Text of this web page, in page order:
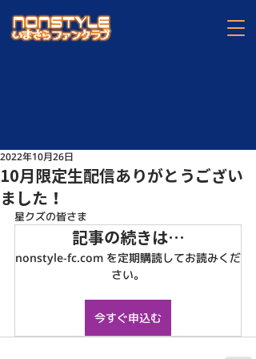
10月限定生配信ありがとうござい
ました！
2022年10月26日
星クズの皆さま
記事の続きは…
nonstyle-fc.com を定期購読してお読みくだ
さい。
今すぐ申込む